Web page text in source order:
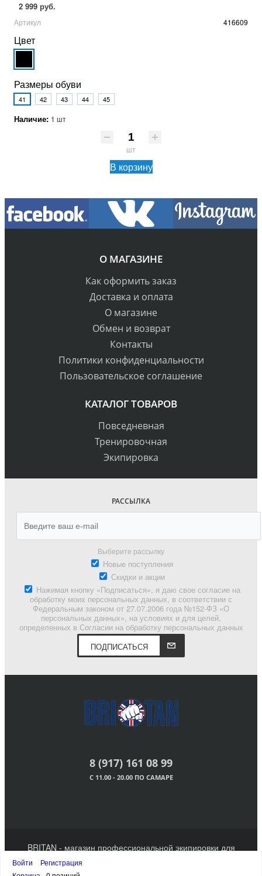
2 999 руб.
Артикул 416609
Цвет
Размеры обуви
41 42 43 44 45
Наличие: 1 шт
шт
В корзину
О МАГАЗИНЕ
Как оформить заказ
Доставка и оплата
О магазине
Обмен и возврат
Контакты
Политики конфиденциальности
Пользовательское соглашение
КАТАЛОГ ТОВАРОВ
Повседневная
Тренировочная
Экипировка
РАССЫЛКА
Выберите рассылку
Новые поступления
Скидки и акции
Нажимая кнопку «Подписаться», я даю свое согласие на
обработку моих персональных данных, в соответствии с
Федеральным законом от 27.07.2006 года №152-ФЗ «О
персональных данных», на условиях и для целей,
определенных в Согласии на обработку персональных данных
ПОДПИСАТЬСЯ
8 (917) 161 08 99
С 11.00 - 20.00 ПО САМАРЕ
BRITAN - магазин профессиональной экипировки для
единоборств. 2011 - 2023 г.
Войти
Регистрация